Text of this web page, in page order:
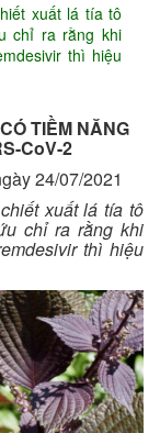
xuất lá tía tô
chỉ ra rằng khi
thì hiệu
TIỀM NĂNG
CoV-2
24/07/2021
xuất lá tía tô
chỉ ra rằng khi
thì hiệu